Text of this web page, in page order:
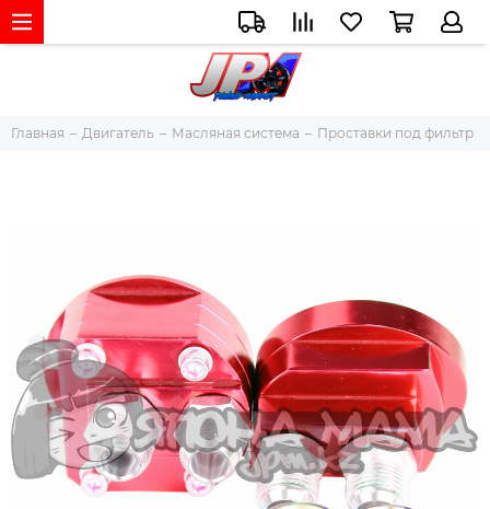
Главная Двигатель Масляная система Проставки под фильтр